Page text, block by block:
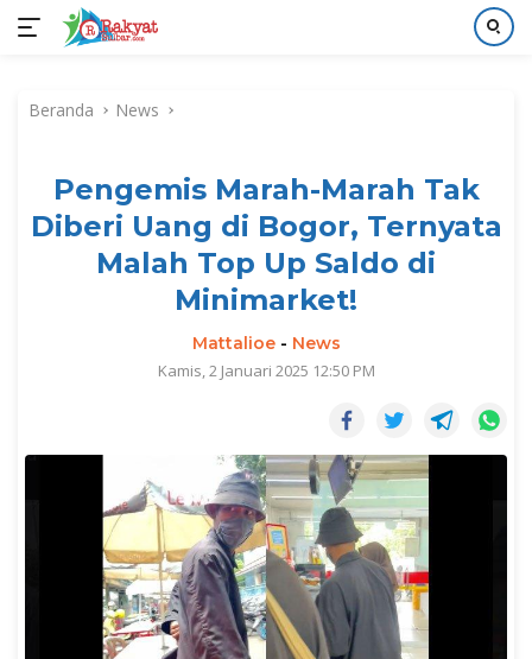
kontenBeranda News
Pengemis Marah-Marah Tak
Diberi Uang di Bogor, Ternyata
Malah Top Up Saldo di
Minimarket!
Mattalioe- News
Kamis, 2 Januari 2025 12:50 PM